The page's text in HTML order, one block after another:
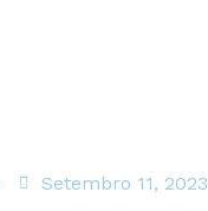
Setembro 11, 2023